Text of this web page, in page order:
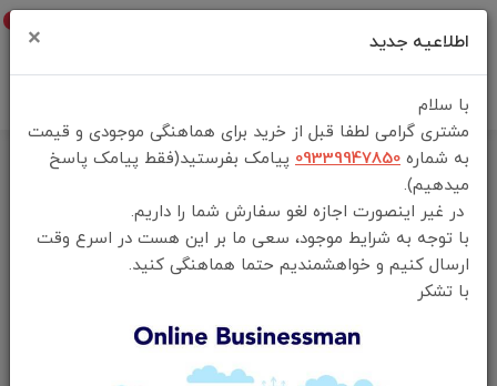
خانه فهرست محصولات اسپیکر هوپ استار hopestar p65 اصلی
اطلاعیه جدید ×
با سلام
مشتری گرامی لطفا قبل از خرید برای هماهنگی موجودی و قیمت
به شماره 09339947850 پیامک بفرستید(فقط پیامک پاسخ
میدهیم).
در غیر اینصورت اجازه لغو سفارش شما را داریم.
با توجه به شرایط موجود، سعی ما بر این هست در اسرع وقت
ارسال کنیم و خواهشمندیم حتما هماهنگی کنید.
با تشکر